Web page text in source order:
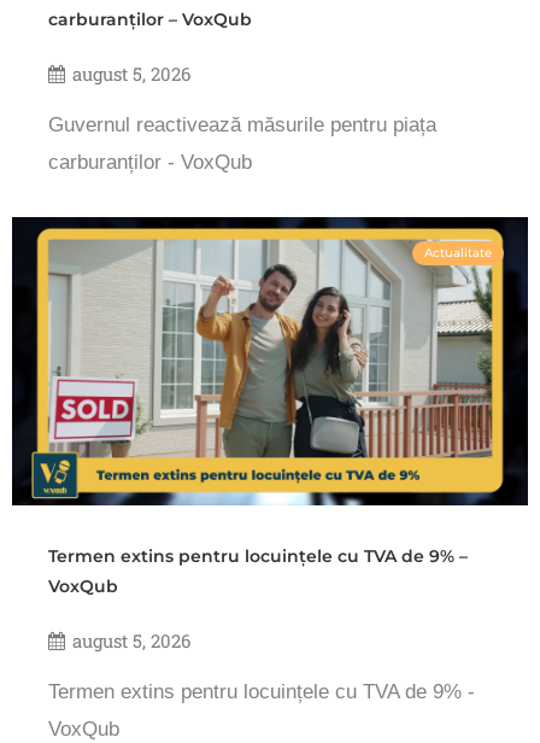
carburanților – VoxQub
august 5, 2026
Guvernul reactivează măsurile pentru piața
carburanților - VoxQub
Actualitate
Termen extins pentru locuințele cu TVA de 9% –
VoxQub
august 5, 2026
Termen extins pentru locuințele cu TVA de 9% -
VoxQub